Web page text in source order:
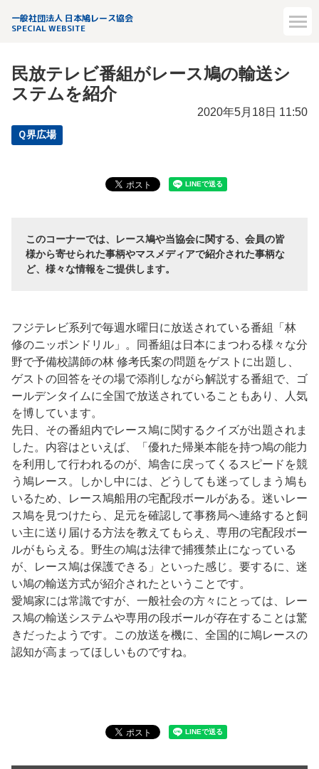
一般社団法人 日本鳩レース協会
SPECIAL WEBSITE
民放テレビ番組がレース鳩の輸送シ
ステムを紹介
2020年5月18日 11:50
Ｑ界広場
このコーナーでは、レース鳩や当協会に関する、会員の皆
様から寄せられた事柄やマスメディアで紹介された事柄な
ど、様々な情報をご提供します。
フジテレビ系列で毎週水曜日に放送されている番組「林
修のニッポンドリル」。同番組は日本にまつわる様々な分
野で予備校講師の林 修考氏案の問題をゲストに出題し、
ゲストの回答をその場で添削しながら解説する番組で、ゴ
ールデンタイムに全国で放送されていることもあり、人気
を博しています。
先日、その番組内でレース鳩に関するクイズが出題されま
した。内容はといえば、「優れた帰巣本能を持つ鳩の能力
を利用して行われるのが、鳩舎に戻ってくるスピードを競
う鳩レース。しかし中には、どうしても迷ってしまう鳩も
いるため、レース鳩船用の宅配段ボールがある。迷いレー
ス鳩を見つけたら、足元を確認して事務局へ連絡すると飼
い主に送り届ける方法を教えてもらえ、専用の宅配段ボー
ルがもらえる。野生の鳩は法律で捕獲禁止になっている
が、レース鳩は保護できる」といった感じ。要するに、迷
い鳩の輸送方式が紹介されたということです。
愛鳩家には常識ですが、一般社会の方々にとっては、レー
ス鳩の輸送システムや専用の段ボールが存在することは驚
きだったようです。この放送を機に、全国的に鳩レースの
認知が高まってほしいものですね。